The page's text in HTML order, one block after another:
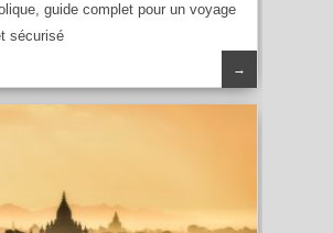
guide complet pour un voyage
sécurisé
→